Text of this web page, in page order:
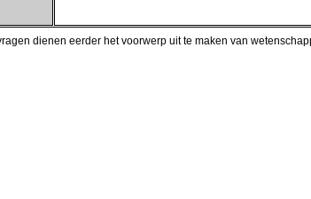
dienen eerder het voorwerp uit te maken van